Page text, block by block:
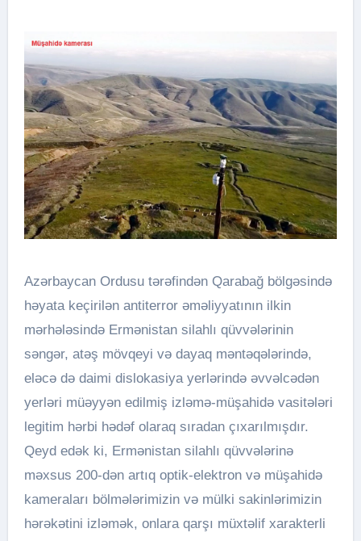
Azərbaycan Ordusu tərəfindən Qarabağ bölgəsində
həyata keçirilən antiterror əməliyyatının ilkin
mərhələsində Ermənistan silahlı qüvvələrinin
səngər, atəş mövqeyi və dayaq məntəqələrində,
eləcə də daimi dislokasiya yerlərində əvvəlcədən
yerləri müəyyən edilmiş izləmə-müşahidə vasitələri
legitim hərbi hədəf olaraq sıradan çıxarılmışdır.
Qeyd edək ki, Ermənistan silahlı qüvvələrinə
məxsus 200-dən artıq optik-elektron və müşahidə
kameraları bölmələrimizin və mülki sakinlərimizin
hərəkətini izləmək, onlara qarşı müxtəlif xarakterli